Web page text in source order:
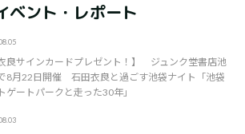
ベント・レポート
衣良サインカードプレゼント！】 ジュンク堂書店池
8月22日開催 石田衣良と過ごす池袋ナイト「池袋
ゲートパークと走った30年」